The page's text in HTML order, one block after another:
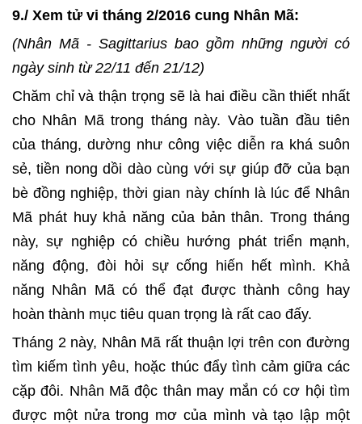
9./ Xem tử vi tháng 2/2016 cung Nhân Mã:
(Nhân Mã - Sagittarius bao gồm những người có
ngày sinh từ 22/11 đến 21/12)
Chăm chỉ và thận trọng sẽ là hai điều cần thiết nhất
cho Nhân Mã trong tháng này. Vào tuần đầu tiên
của tháng, dường như công việc diễn ra khá suôn
sẻ, tiền nong dồi dào cùng với sự giúp đỡ của bạn
bè đồng nghiệp, thời gian này chính là lúc để Nhân
Mã phát huy khả năng của bản thân. Trong tháng
này, sự nghiệp có chiều hướng phát triển mạnh,
năng động, đòi hỏi sự cống hiến hết mình. Khả
năng Nhân Mã có thể đạt được thành công hay
hoàn thành mục tiêu quan trọng là rất cao đấy.
Tháng 2 này, Nhân Mã rất thuận lợi trên con đường
tìm kiếm tình yêu, hoặc thúc đẩy tình cảm giữa các
cặp đôi. Nhân Mã độc thân may mắn có cơ hội tìm
được một nửa trong mơ của mình và tạo lập một